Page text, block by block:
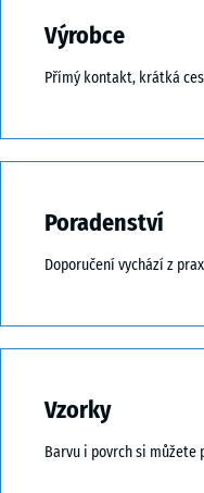
Výrobce
Přímý kontakt, krátká
Poradenství
Doporučení vychází z
Vzorky
Barvu i povrch si můžete